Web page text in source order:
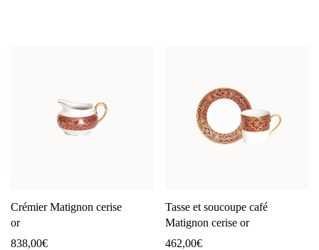
Crémier Matignon cerise
or
838,00€
Tasse et soucoupe café
Matignon cerise or
462,00€